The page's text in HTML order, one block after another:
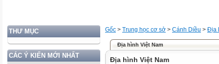
THƯ MỤC
CÁC Ý KIẾN MỚI NHẤT
Gốc > Trung học cơ sở > Cánh Diều > Địa
Địa hình Việt Nam
Địa hình Việt Nam